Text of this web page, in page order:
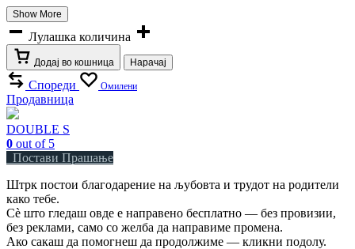
Show More
Лулашка количина
Додај во кошница Нарачај
Спореди Омилени
Продавница
DOUBLE S
0 out of 5
Постави Прашање
Штрк постои благодарение на љубовта и трудот на родители
како тебе.
Сè што гледаш овде е направено бесплатно — без провизии,
без реклами, само со желба да направиме промена.
Ако сакаш да помогнеш да продолжиме — кликни подолу.